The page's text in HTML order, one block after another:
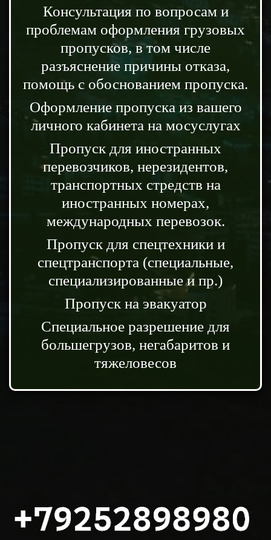
Консультация по вопросам и
проблемам оформления грузовых
пропусков, в том числе
разъяснение причины отказа,
помощь с обоснованием пропуска.
Оформление пропуска из вашего
личного кабинета на мосуслугах
Пропуск для иностранных
перевозчиков, нерезидентов,
транспортных стредств на
иностранных номерах,
международных перевозок.
Пропуск для спецтехники и
спецтранспорта (специальные,
специализированные и пр.)
Пропуск на эвакуатор
Специальное разрешение для
большегрузов, негабаритов и
тяжеловесов